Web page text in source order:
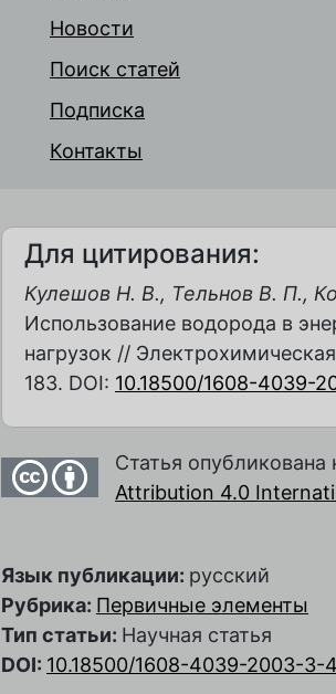
Новости
Поиск статей
Подписка
Контакты
Для цитирования:
Кулешов Н. В., Тельнов В. П.,
Использование водорода в
нагрузок //
183. DOI: 10.18500/1608-4039-
Статья
Attribution 4.0
Язык публикации: русский
Рубрика: Первичные элементы
Тип статьи: Научная статья
DOI: 10.18500/1608-4039-2003-3-